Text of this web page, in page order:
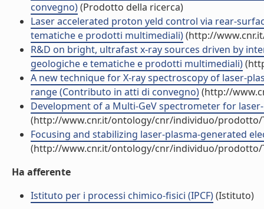
convegno)(Prodotto della ricerca)
Laser accelerated proton yeld control via rear-
tematiche e prodotti multimediali)(http://
R&D on bright, ultrafast x-ray sources driven by
geologiche e tematiche e prodotti multimediali)
A new technique for X-ray spectroscopy of laser-
range (Contributo in atti di convegno)(http://
Development of a Multi-GeV spectrometer for
(http://www.cnr.it/ontology/cnr/individuo/prodotto/
Focusing and stabilizing laser-plasma-generated
(http://www.cnr.it/ontology/cnr/individuo/prodotto/
Ha afferente
Istituto per i processi chimico-fisici (IPCF)(Istituto)